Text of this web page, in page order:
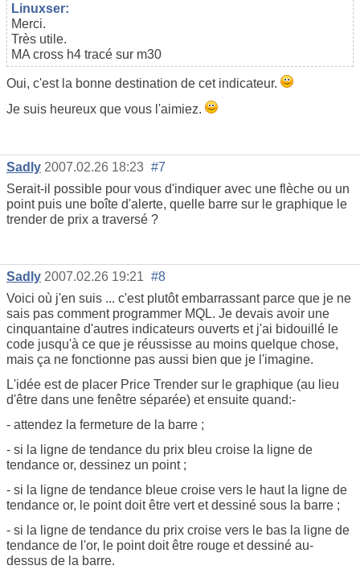
Linuxser:
Merci.
Très utile.
MA cross h4 tracé sur m30
Oui, c'est la bonne destination de cet indicateur.
Je suis heureux que vous l'aimiez.
Sadly 2007.02.26 18:23 #7
Serait-il possible pour vous d'indiquer avec une flèche ou un
point puis une boîte d'alerte, quelle barre sur le graphique le
trender de prix a traversé ?
Sadly 2007.02.26 19:21 #8
Voici où j'en suis ... c'est plutôt embarrassant parce que je ne
sais pas comment programmer MQL. Je devais avoir une
cinquantaine d'autres indicateurs ouverts et j'ai bidouillé le
code jusqu'à ce que je réussisse au moins quelque chose,
mais ça ne fonctionne pas aussi bien que je l'imagine.
L'idée est de placer Price Trender sur le graphique (au lieu
d'être dans une fenêtre séparée) et ensuite quand:-
- attendez la fermeture de la barre ;
- si la ligne de tendance du prix bleu croise la ligne de
tendance or, dessinez un point ;
- si la ligne de tendance bleue croise vers le haut la ligne de
tendance or, le point doit être vert et dessiné sous la barre ;
- si la ligne de tendance du prix croise vers le bas la ligne de
tendance de l'or, le point doit être rouge et dessiné au-
dessus de la barre.